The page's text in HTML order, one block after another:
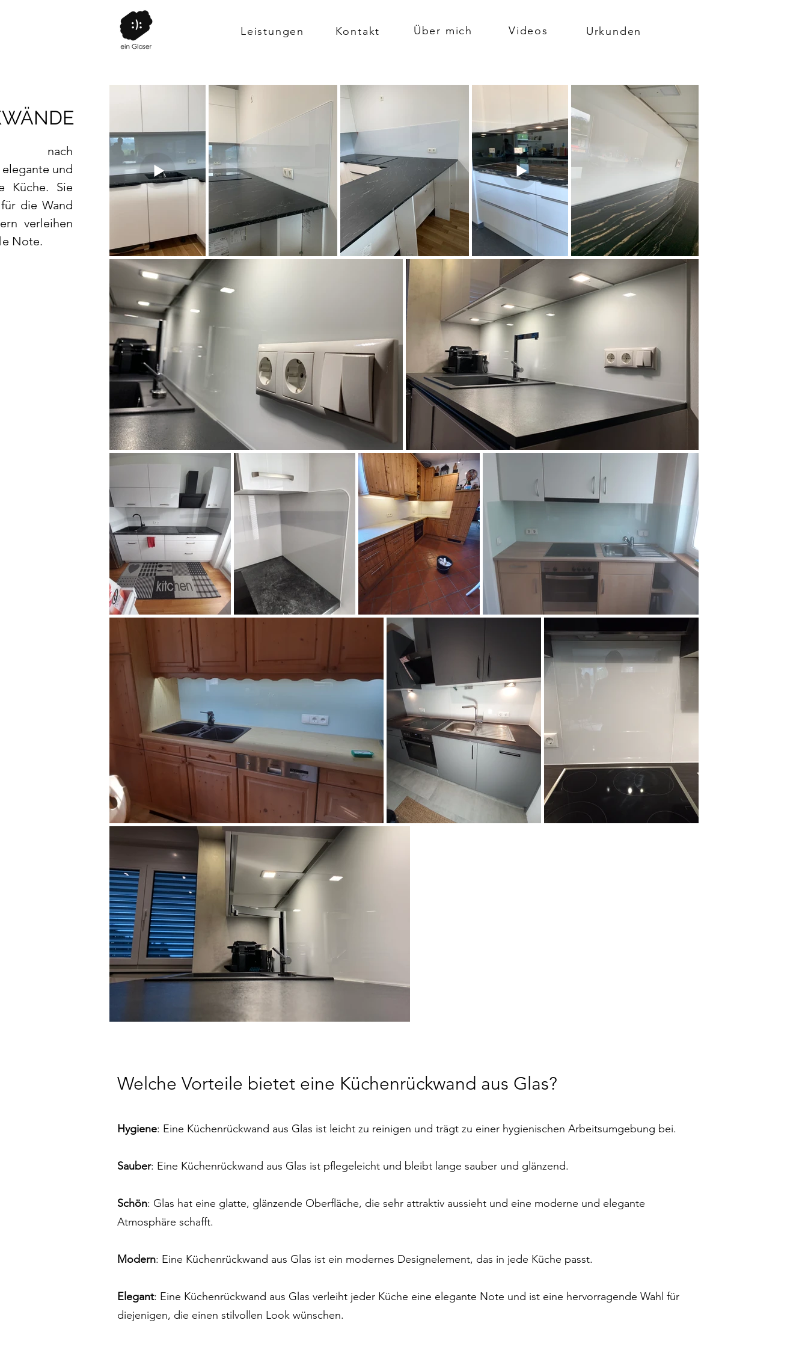
Leistungen Kontakt Über mich Videos Urkunden
nach
und
Küche. Sie
die Wand
verleihen
Note.
Welche Vorteile bietet eine Küchenrückwand aus Glas?
Hygiene: Eine Küchenrückwand aus Glas ist leicht zu reinigen und trägt zu einer hygienischen Arbeitsumgebung bei.
Sauber: Eine Küchenrückwand aus Glas ist pflegeleicht und bleibt lange sauber und glänzend.
Schön: Glas hat eine glatte, glänzende Oberfläche, die sehr attraktiv aussieht und eine moderne und elegante
Atmosphäre schafft.
Modern: Eine Küchenrückwand aus Glas ist ein modernes Designelement, das in jede Küche passt.
Elegant: Eine Küchenrückwand aus Glas verleiht jeder Küche eine elegante Note und ist eine hervorragende Wahl für
diejenigen, die einen stilvollen Look wünschen.